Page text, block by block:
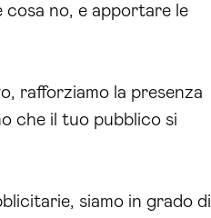
cosa no, e apportare le
rafforziamo la presenza
che il tuo pubblico si
siamo in grado di